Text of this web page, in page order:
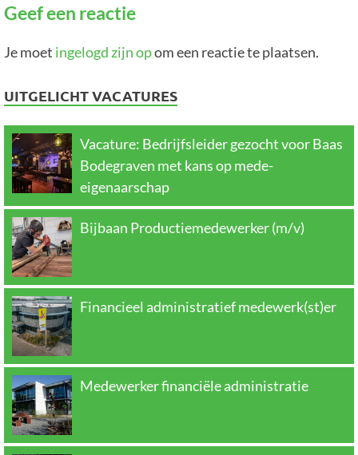
Geef een reactie
Je moet ingelogd zijn opom een reactie te plaatsen.
UITGELICHT VACATURES
Vacature: Bedrijfsleider gezocht voor Baas
Bodegraven met kans op mede-
eigenaarschap
Bijbaan Productiemedewerker (m/v)
Financieel administratief medewerk(st)er
Medewerker financiële administratie